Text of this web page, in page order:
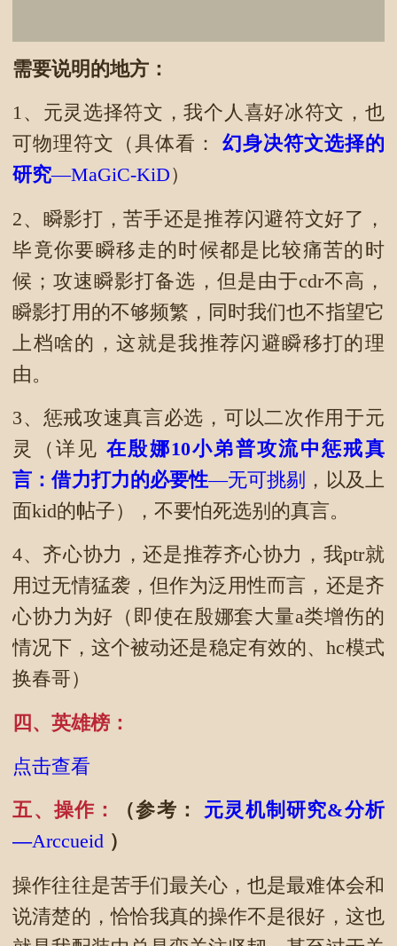
需要说明的地方：
1、元灵选择符文，我个人喜好冰符文，也
可物理符文（具体看：
幻身决符文选择的
研究—MaGiC-KiD）
2、瞬影打，苦手还是推荐闪避符文好了，
毕竟你要瞬移走的时候都是比较痛苦的时
候；攻速瞬影打备选，但是由于cdr不高，
瞬影打用的不够频繁，同时我们也不指望它
上档啥的，这就是我推荐闪避瞬移打的理
由。
3、惩戒攻速真言必选，可以二次作用于元
灵（详见 在殷娜10小弟普攻流中惩戒真
言：借力打力的必要性—无可挑剔
，以及上
面kid的帖子），不要怕死选别的真言。
4、齐心协力，还是推荐齐心协力，我ptr就
用过无情猛袭，但作为泛用性而言，还是齐
心协力为好（即使在殷娜套大量a类增伤的
情况下，这个被动还是稳定有效的、hc模式
换春哥）
四、英雄榜：
点击查看
五、操作： （参考：
元灵机制研究&分析
—Arccueid ）
操作往往是苦手们最关心，也是最难体会和
说清楚的，恰恰我真的操作不是很好，这也